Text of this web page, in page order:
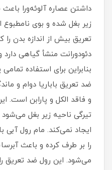
داشتن عصاره آلوئه‌ورا
زیر بغل شده و بوی نامطبوع
تعریق بیش از اندازه بدن را
دئودورانت منشأ گیاهی
بنابراین برای استفاده
و فاقد الکل و پارابن
تیرگی ناحیه زیر بغل
ایجاد نمی‌کند. مام رول آبی
را بر طرف کرده و باعث
می‌شود. این رول ضد تعریق